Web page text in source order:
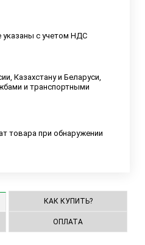
указаны с учетом НДС
Казахстану и Беларуси,
и транспортными
товара при обнаружении
КАК КУПИТЬ?
ОПЛАТА